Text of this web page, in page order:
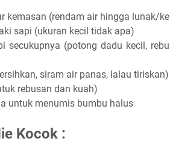
kemasan (rendam air hingga lunak/
sapi (ukuran kecil tidak apa)
secukupnya (potong dadu kecil,
siram air panas, lalau tiriskan)
rebusan dan kuah)
untuk menumis bumbu halus
Kocok :